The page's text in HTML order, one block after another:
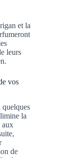
et la
leurs
vos
quelques
la
aux
de